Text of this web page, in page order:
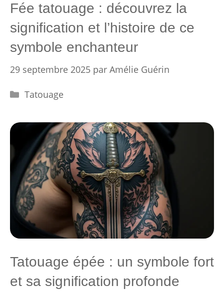
Fée tatouage : découvrez la
signification et l’histoire de ce
symbole enchanteur
29 septembre 2025 par Amélie Guérin
Catégories
Tatouage
Tatouage épée : un symbole fort
et sa signification profonde